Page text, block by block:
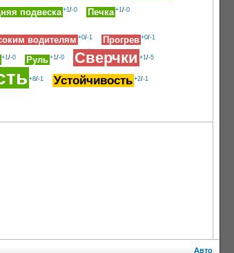
подвеска+1/-0 Печка +1/-0
водителям +0/-1 Прогрев +0/-1
+1/-0 Руль +1/-0 Сверчки +1/-5
+8/-1 Устойчивость +2/-1
Авто